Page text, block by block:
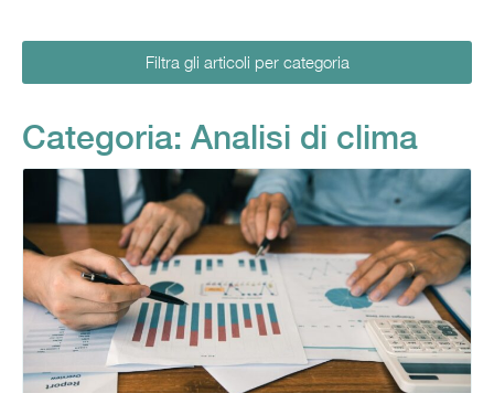
Filtra gli articoli per categoria
Categoria: Analisi di clima